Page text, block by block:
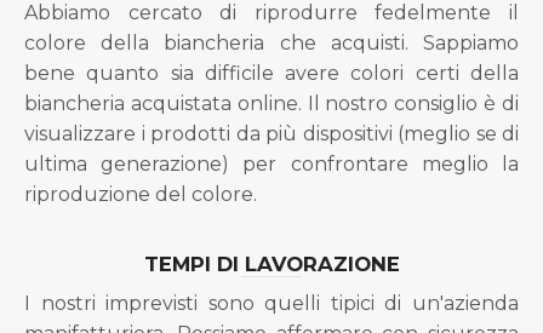
Abbiamo cercato di riprodurre fedelmente il
colore della biancheria che acquisti. Sappiamo
bene quanto sia difficile avere colori certi della
biancheria acquistata online. Il nostro consiglio è di
visualizzare i prodotti da più dispositivi (meglio se di
ultima generazione) per confrontare meglio la
riproduzione del colore.
TEMPI DI LAVORAZIONE
I nostri imprevisti sono quelli tipici di un'azienda